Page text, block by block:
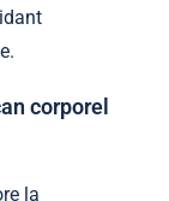
corporel
la